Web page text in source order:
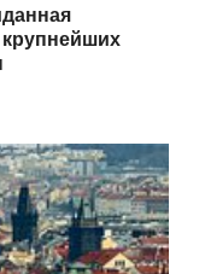
крупнейших